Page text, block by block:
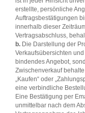
erstellte, persönliche
Auftragsbestätigungen
innerhalb dieser
Vertragsabschluss,
b. Die Darstellung der
Verkaufsübersichten
bindendes Angebot,
Zwischenverkauf
„Kaufen“ oder
eine verbindliche
Eine Bestätigung per
unmittelbar nach dem